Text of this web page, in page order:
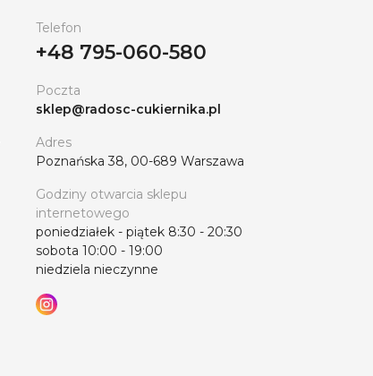
Telefon
+48 795-060-580
Poczta
sklep@radosc-cukiernika.pl
Adres
Poznańska 38, 00-689 Warszawa
Godziny otwarcia sklepu
internetowego
poniedziałek - piątek 8:30 - 20:30
sobota 10:00 - 19:00
niedziela nieczynne